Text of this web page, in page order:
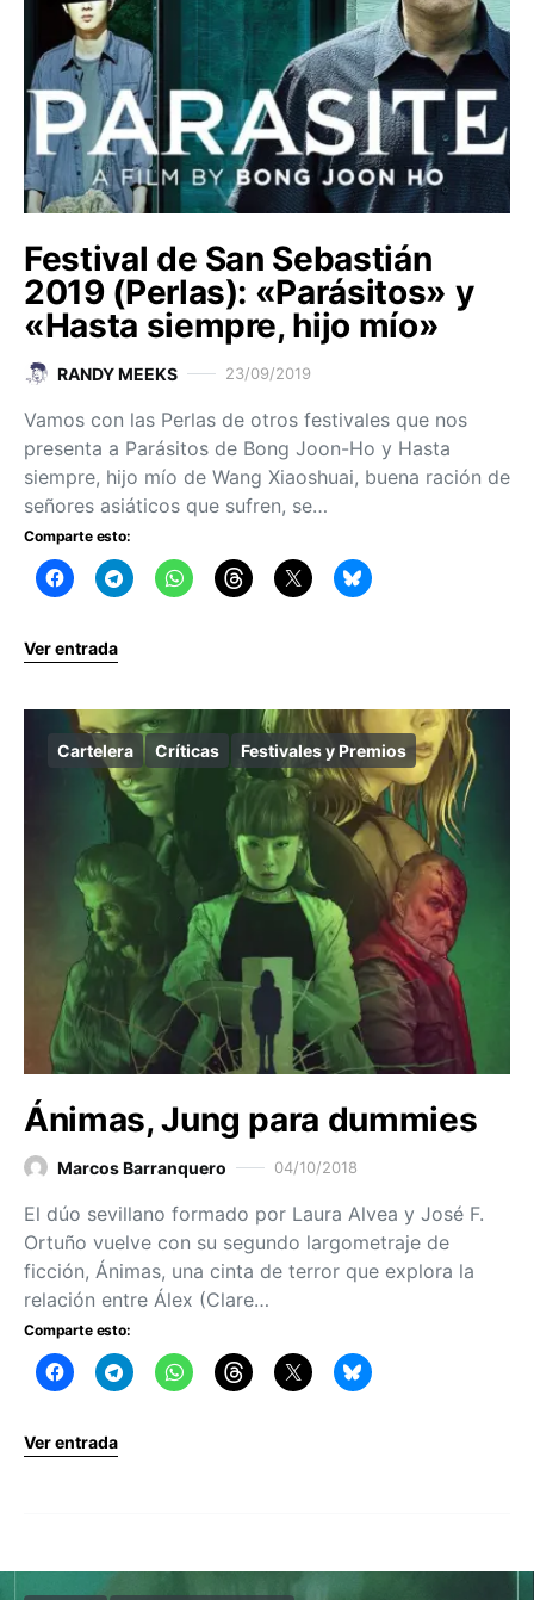
Festival de San Sebastián
2019 (Perlas): «Parásitos» y
«Hasta siempre, hijo mío»
RANDY MEEKS 23/09/2019
Vamos con las Perlas de otros festivales que nos
presenta a Parásitos de Bong Joon-Ho y Hasta
siempre, hijo mío de Wang Xiaoshuai, buena ración de
señores asiáticos que sufren, se…
Comparte esto:
Ver entrada
Cartelera Críticas Festivales y Premios
Ánimas, Jung para dummies
Marcos Barranquero 04/10/2018
El dúo sevillano formado por Laura Alvea y José F.
Ortuño vuelve con su segundo largometraje de
ficción, Ánimas, una cinta de terror que explora la
relación entre Álex (Clare…
Comparte esto:
Ver entrada